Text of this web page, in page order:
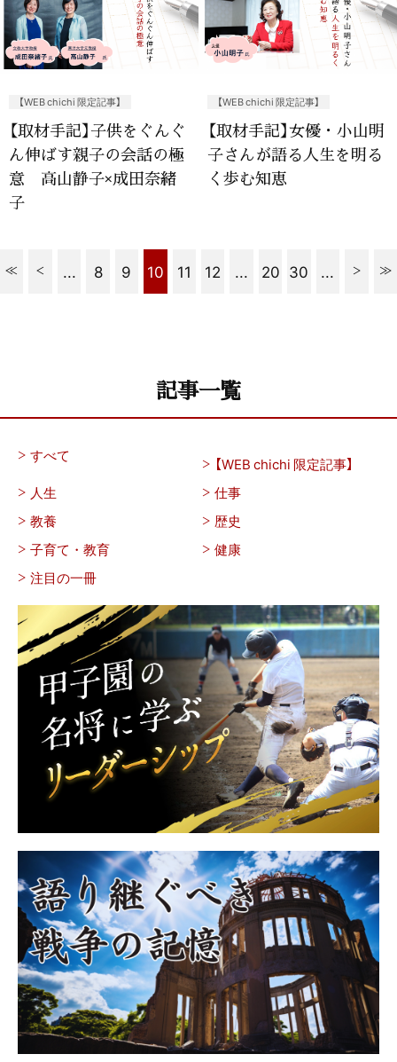
【WEB chichi 限定記事】
【取材手記】子供をぐんぐ
ん伸ばす親子の会話の極
意 高山静子×成田奈緒
子
【WEB chichi 限定記事】
【取材手記】女優・小山明
子さんが語る人生を明る
く歩む知恵
... 8 9 10 11 12 ... 20 30 ...
記事一覧
すべて
【WEB chichi 限定記事】
人生
仕事
教養
歴史
子育て・教育
健康
注目の一冊